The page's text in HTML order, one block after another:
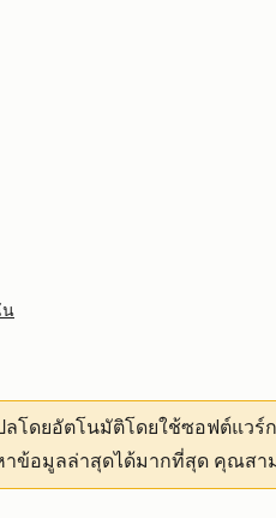
น
ลโดยอัตโนมัติโดยใช้ซอฟต์แวร์
ข้อมูลล่าสุดได้มากที่สุด คุณสา